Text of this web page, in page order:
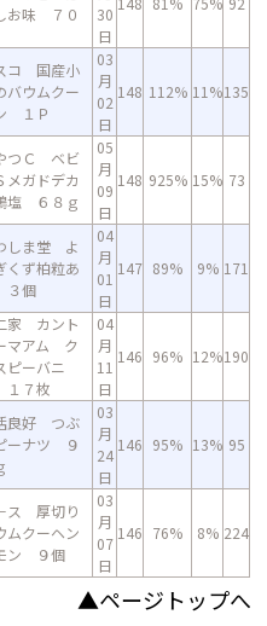
お味 ７０
30
日
コ 国産小
バウムクー
１Ｐ
03
月
02
日
148 112% 11%135
つＣ ベビ
メガドデカ
塩 ６８ｇ
05
月
09
日
148 925% 15% 73
しま堂 よ
くず柏粒あ
個
04
月
01
日
147 89% 9% 171
家 カント
マアム ク
ピーバニ
７枚
04
月
11
日
146 96% 12%190
良好 つぶ
ーナツ ９
03
月
24
日
146 95% 13% 95
ス 厚切り
ムクーヘン
ン ９個
03
月
07
日
146 76% 8% 224
▲ページトップへ